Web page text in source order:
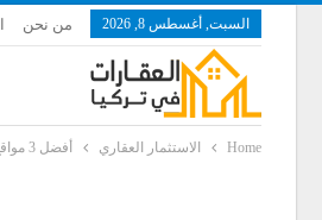
السبت, أغسطس 8, 2026 من نحن
Home الاستثمار العقاري أفضل 3 مواقع بيع العقارات في تركيا